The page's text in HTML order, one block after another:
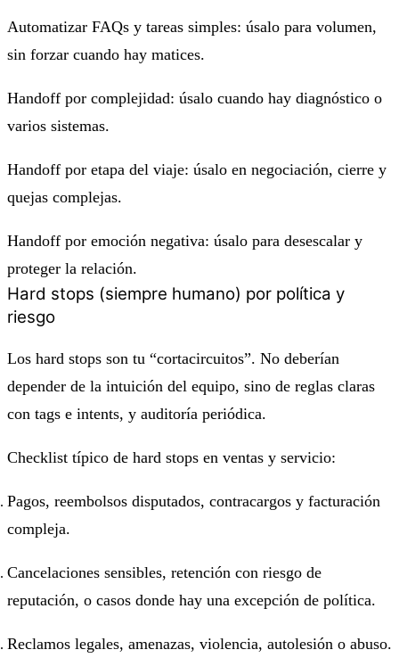
Automatizar FAQs y tareas simples: úsalo para volumen,
sin forzar cuando hay matices.
Handoff por complejidad: úsalo cuando hay diagnóstico o
varios sistemas.
Handoff por etapa del viaje: úsalo en negociación, cierre y
quejas complejas.
Handoff por emoción negativa: úsalo para desescalar y
proteger la relación.
Hard stops (siempre humano) por política y
riesgo
Los hard stops son tu “cortacircuitos”. No deberían
depender de la intuición del equipo, sino de reglas claras
con tags e intents, y auditoría periódica.
Checklist típico de hard stops en ventas y servicio:
Pagos, reembolsos disputados, contracargos y facturación
compleja.
Cancelaciones sensibles, retención con riesgo de
reputación, o casos donde hay una excepción de política.
Reclamos legales, amenazas, violencia, autolesión o abuso.